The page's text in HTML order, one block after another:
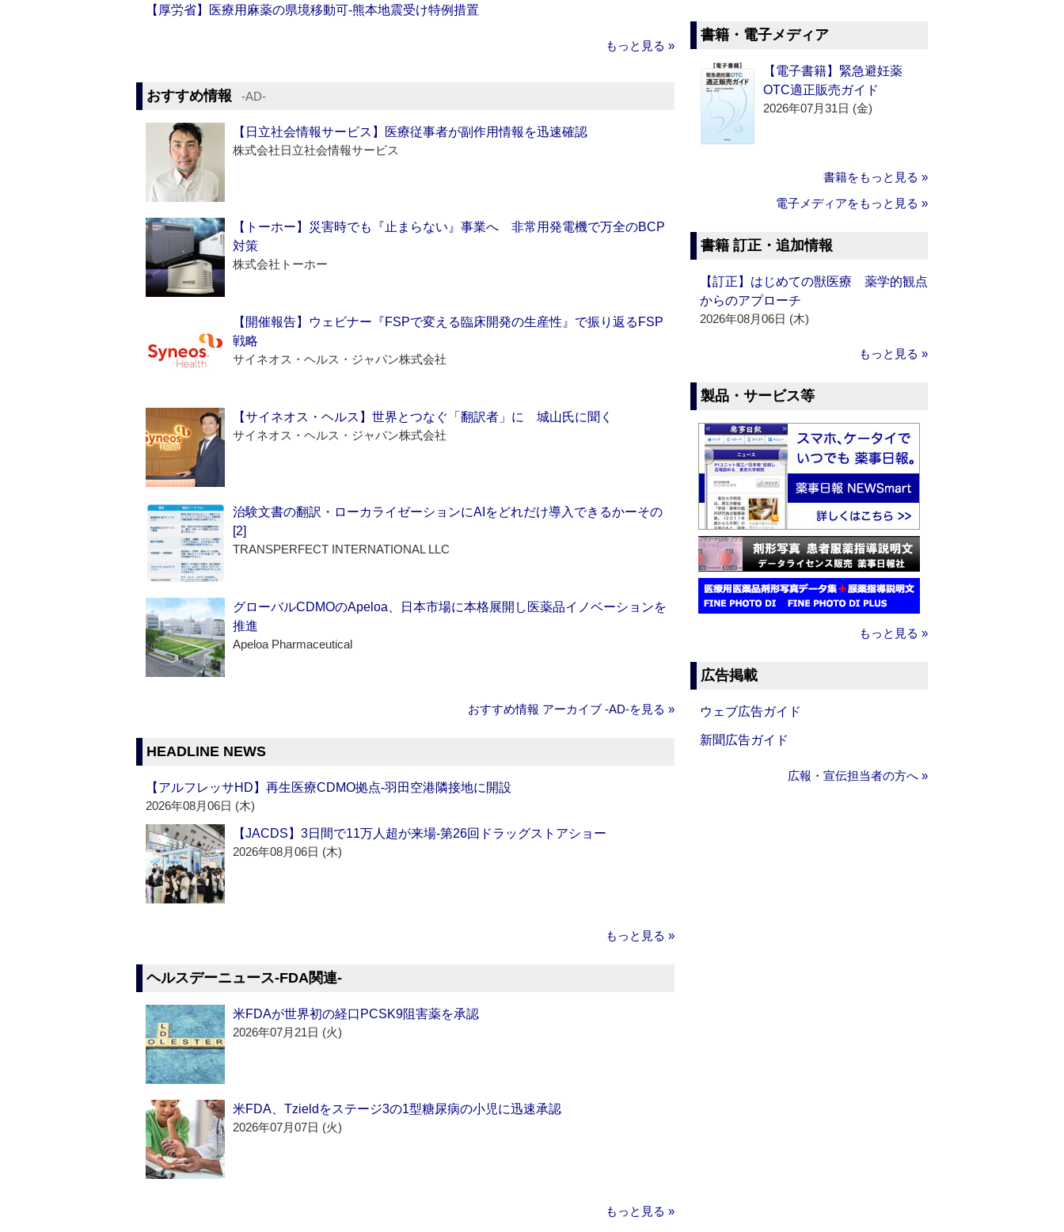
【厚労省】医療用麻薬の県境移動可‐熊本地震受け特例措置
もっと見る »
おすすめ情報 ‐AD‐
【日立社会情報サービス】医療従事者が副作用情報を迅速確認
株式会社日立社会情報サービス
【トーホー】災害時でも『止まらない』事業へ 非常用発電機で万全のBCP
対策
株式会社トーホー
【開催報告】ウェビナー『FSPで変える臨床開発の生産性』で振り返るFSP
戦略
サイネオス・ヘルス・ジャパン株式会社
【サイネオス・ヘルス】世界とつなぐ「翻訳者」に 城山氏に聞く
サイネオス・ヘルス・ジャパン株式会社
治験文書の翻訳・ローカライゼーションにAIをどれだけ導入できるかーその
[2]
TRANSPERFECT INTERNATIONAL LLC
グローバルCDMOのApeloa、日本市場に本格展開し医薬品イノベーションを
推進
Apeloa Pharmaceutical
おすすめ情報 アーカイブ ‐AD‐を見る »
HEADLINE NEWS
【アルフレッサHD】再生医療CDMO拠点‐羽田空港隣接地に開設
2026年08月06日 (木)
【JACDS】3日間で11万人超が来場‐第26回ドラッグストアショー
2026年08月06日 (木)
もっと見る »
ヘルスデーニュース‐FDA関連‐
米FDAが世界初の経口PCSK9阻害薬を承認
2026年07月21日 (火)
米FDA、Tzieldをステージ3の1型糖尿病の小児に迅速承認
2026年07月07日 (火)
もっと見る »
書籍・電子メディア
【電子書籍】緊急避妊薬
OTC適正販売ガイド
2026年07月31日 (金)
書籍をもっと見る »
電子メディアをもっと見る »
書籍 訂正・追加情報
【訂正】はじめての獣医療 薬学的観点
からのアプローチ
2026年08月06日 (木)
もっと見る »
製品・サービス等
もっと見る »
広告掲載
ウェブ広告ガイド
新聞広告ガイド
広報・宣伝担当者の方へ »